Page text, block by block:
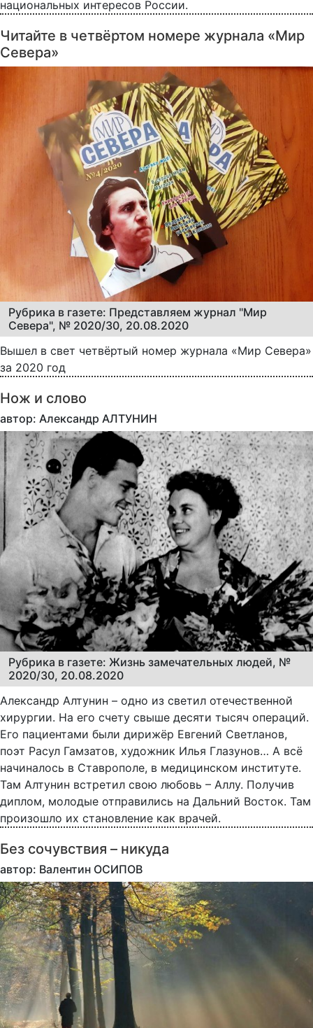
национальных интересов России.
Читайте в четвёртом номере журнала «Мир
Севера»
Рубрика в газете: Представляем журнал "Мир
Севера", № 2020/30, 20.08.2020
Вышел в свет четвёртый номер журнала «Мир Севера»
за 2020 год
Нож и слово
автор: Александр АЛТУНИН
Рубрика в газете: Жизнь замечательных людей, №
2020/30, 20.08.2020
Александр Алтунин – одно из светил отечественной
хирургии. На его счету свыше десяти тысяч операций.
Его пациентами были дирижёр Евгений Светланов,
поэт Расул Гамзатов, художник Илья Глазунов… А всё
начиналось в Ставрополе, в медицинском институте.
Там Алтунин встретил свою любовь – Аллу. Получив
диплом, молодые отправились на Дальний Восток. Там
произошло их становление как врачей.
Без сочувствия – никуда
автор: Валентин ОСИПОВ